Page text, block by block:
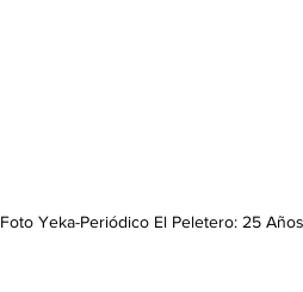
Foto Yeka-Periódico El Peletero: 25